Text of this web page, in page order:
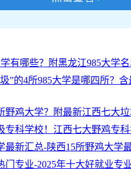
有哪些？附黑龙江985大学
”的4所985大学是哪四所？含
野鸡大学？附最新江西七大
专科学校！江西七大野鸡专
最新汇总-陕西15所野鸡大学
门专业-2025年十大好就业专